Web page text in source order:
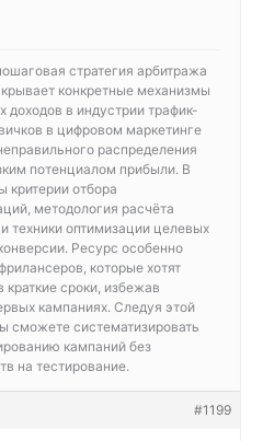
стратегия арбитража
конкретные механизмы
доходов в индустрии трафик-
в цифровом маркетинге
распределения
потенциалом прибыли. В
критерии отбора
методология расчёта
техники оптимизации целевых
Ресурс особенно
которые хотят
краткие сроки, избежав
кампаниях. Следуя этой
сможете систематизировать
кампаний без
на тестирование.
#1199